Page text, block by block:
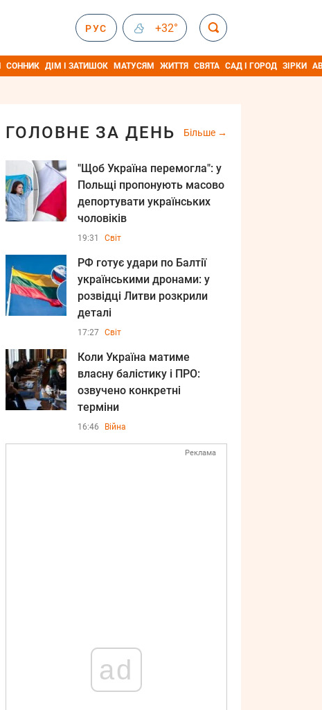
РУС +32°
СОННИК ДІМ І ЗАТИШОК МАТУСЯМ ЖИТТЯ СВЯТА САД І ГОРОД ЗІРКИ
ГОЛОВНЕ ЗА ДЕНЬ Більше
"Щоб Україна перемогла": у
Польщі пропонують масово
депортувати українських
чоловіків
19:31 Світ
РФ готує удари по Балтії
українськими дронами: у
розвідці Литви розкрили
деталі
17:27 Світ
Коли Україна матиме
власну балістику і ПРО:
озвучено конкретні
терміни
16:46 Війна
Реклама
ad